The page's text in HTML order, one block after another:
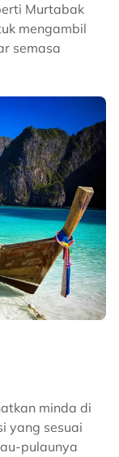
Murtabak
mengambil
semasa
minda di
yang sesuai
pulaunya